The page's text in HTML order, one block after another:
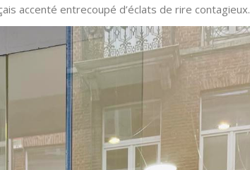
accenté entrecoupé d’éclats de rire contagieux.